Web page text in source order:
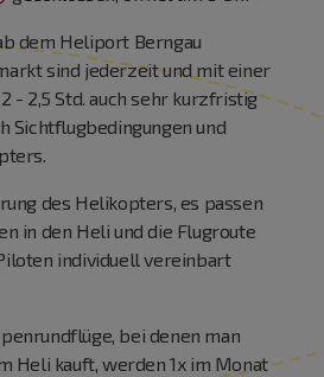
dem Heliport Berngau
sind jederzeit und mit einer
- 2,5 Std. auch sehr kurzfristig
Sichtflugbedingungen und
des Helikopters, es passen
in den Heli und die Flugroute
individuell vereinbart
bei denen man
Heli kauft, werden 1x im Monat